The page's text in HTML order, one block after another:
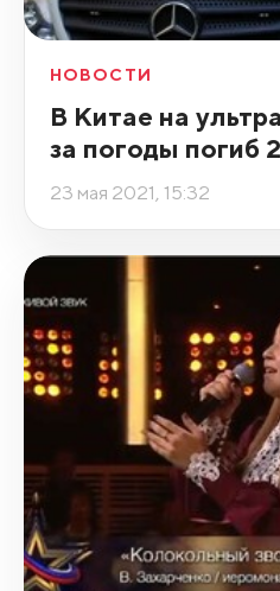
НОВОСТИ
В Китае на
за погоды погиб
23 мая 2021, 15:32